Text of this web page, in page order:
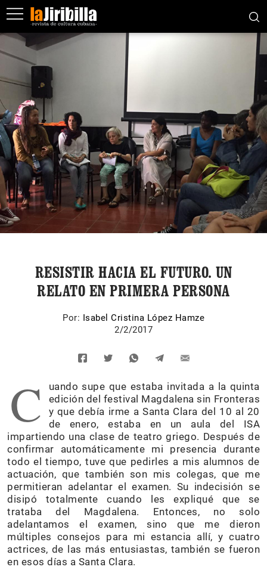
RESISTIR HACIA EL FUTURO. UN
RELATO EN PRIMERA PERSONA
Por: Isabel Cristina López Hamze
2/2/2017
C
uando supe que estaba invitada a la quinta
edición del festival Magdalena sin Fronteras
y que debía irme a Santa Clara del 10 al 20
de enero, estaba en un aula del ISA
impartiendo una clase de teatro griego. Después de
confirmar automáticamente mi presencia durante
todo el tiempo, tuve que pedirles a mis alumnos de
actuación, que también son mis colegas, que me
permitieran adelantar el examen. Su indecisión se
disipó totalmente cuando les expliqué que se
trataba del Magdalena. Entonces, no solo
adelantamos el examen, sino que me dieron
múltiples consejos para mi estancia allí, y cuatro
actrices, de las más entusiastas, también se fueron
en esos días a Santa Clara.